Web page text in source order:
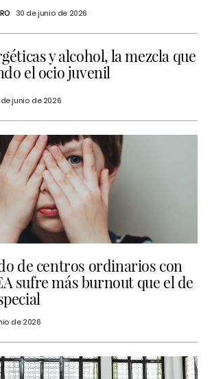
30 de junio de 2026
y alcohol, la mezcla que
el ocio juvenil
junio de 2026
de centros ordinarios con
sufre más burnout que el de
de 2026